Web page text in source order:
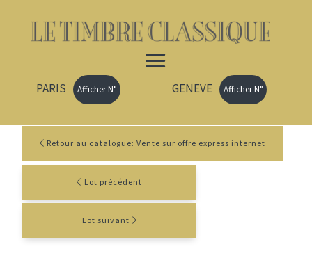
PARIS Afficher N° GENEVE Afficher N°
Retour au catalogue: Vente sur offre express internet
Lot précédent
Lot suivant